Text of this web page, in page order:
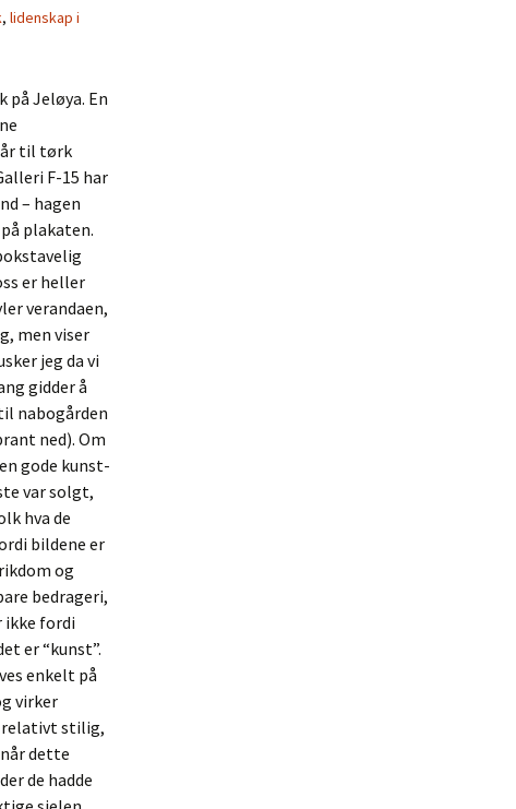
, lidenskap i
Jeløya. En
til tørk
F-15 har
– hagen
plakaten.
er heller
verandaen,
men viser
jeg da vi
gidder å
nabogården
ned). Om
gode kunst-
var solgt,
hva de
bildene er
og
bedrageri,
ikke fordi
er “kunst”.
enkelt på
virker
relativt stilig,
dette
de hadde